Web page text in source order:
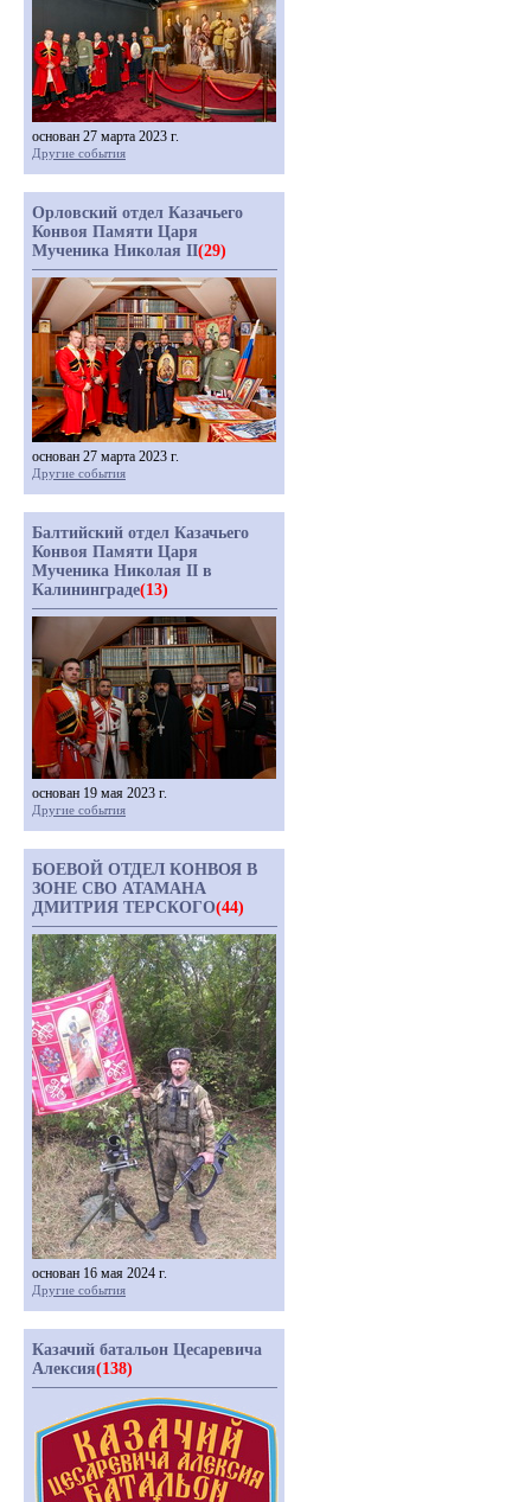
основан 27 марта 2023 г.
Другие события
Орловский отдел Казачьего
Конвоя Памяти Царя
Мученика Николая II(29)
основан 27 марта 2023 г.
Другие события
Балтийский отдел Казачьего
Конвоя Памяти Царя
Мученика Николая II в
Калининграде(13)
основан 19 мая 2023 г.
Другие события
БОЕВОЙ ОТДЕЛ КОНВОЯ В
ЗОНЕ СВО АТАМАНА
ДМИТРИЯ ТЕРСКОГО(44)
основан 16 мая 2024 г.
Другие события
Казачий батальон Цесаревича
Алексия(138)